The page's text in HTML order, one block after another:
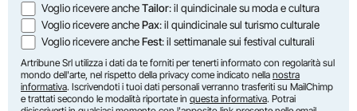
Voglio ricevere ancheTailor: il quindicinale su moda e cultura
Voglio ricevere anchePax: il quindicinale sul turismo culturale
Voglio ricevere ancheFest: il settimanale sui festival culturali
Artribune Srl utilizza i dati da te forniti per tenerti informato con regolarità sul
mondo dell'arte, nel rispetto della privacy come indicato nella nostra
informativa. Iscrivendoti i tuoi dati personali verranno trasferiti su MailChimp
e trattati secondo le modalità riportate in questa informativa. Potrai